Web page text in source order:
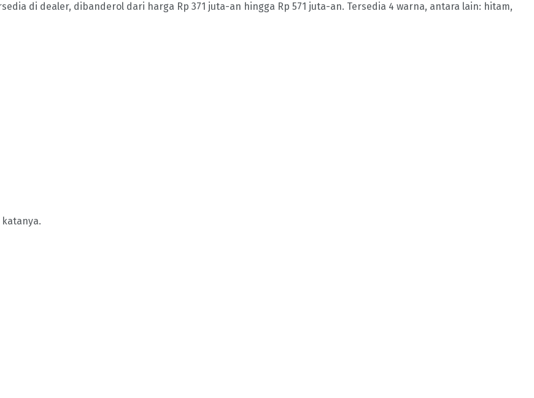
di dealer, dibanderol dari harga Rp 371 juta-an hingga Rp 571 juta-an. Tersedia 4 warna, antara lain: hitam,
katanya.